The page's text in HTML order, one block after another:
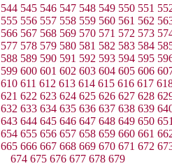
544 545 546 547 548 549 550 551
555 556 557 558 559 560 561 562
566 567 568 569 570 571 572 573
577 578 579 580 581 582 583 584
588 589 590 591 592 593 594 595
599 600 601 602 603 604 605 606
610 611 612 613 614 615 616 617
621 622 623 624 625 626 627 628
632 633 634 635 636 637 638 639
643 644 645 646 647 648 649 650
654 655 656 657 658 659 660 661
665 666 667 668 669 670 671 672
674 675 676 677 678 679